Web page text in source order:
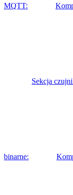
MQTT:
Sekcja
binarne: